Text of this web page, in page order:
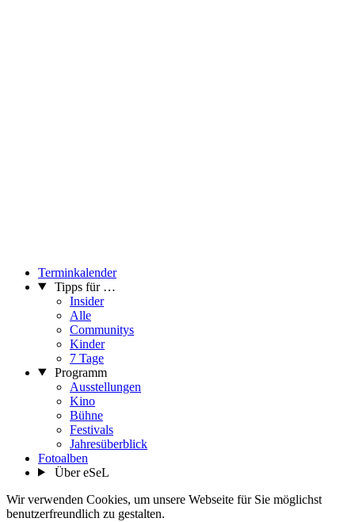
Terminkalender
Tipps für …
Insider
Alle
Communitys
Kinder
7 Tage
Programm
Ausstellungen
Kino
Bühne
Festivals
Jahresüberblick
Fotoalben
Über eSeL
Wir verwenden Cookies, um unsere Webseite für Sie möglichst
benutzerfreundlich zu gestalten.